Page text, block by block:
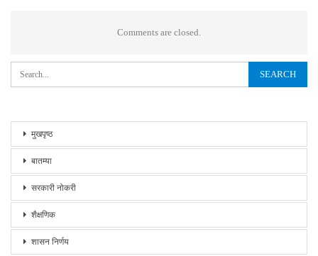
Comments are closed.
मुखपृष्ठ
बातम्या
सरकारी नोकरी
शैक्षणिक
शासन निर्णय